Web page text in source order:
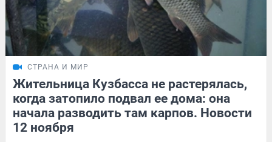
СТРАНА И МИР
Жительница Кузбасса не растерялась,
когда затопило подвал ее дома: она
начала разводить там карпов. Новости
12 ноября